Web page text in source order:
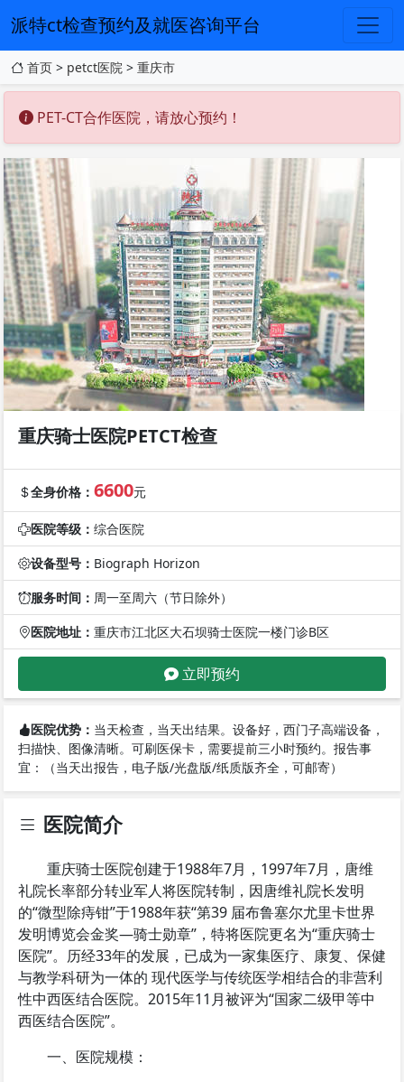
派特ct检查预约及就医咨询平台
首页 > petct医院 > 重庆市
PET-CT合作医院，请放心预约！
重庆骑士医院PETCT检查
全身价格： 6600元
医院等级： 综合医院
设备型号： Biograph Horizon
服务时间： 周一至周六（节日除外）
医院地址： 重庆市江北区大石坝骑士医院一楼门诊B区
立即预约
医院优势： 当天检查，当天出结果。设备好，西门子高端设备，
扫描快、图像清晰。可刷医保卡，需要提前三小时预约。报告事
宜：（当天出报告，电子版/光盘版/纸质版齐全，可邮寄）
医院简介
重庆骑士医院创建于1988年7月，1997年7月，唐维
礼院长率部分转业军人将医院转制，因唐维礼院长发明
的“微型除痔钳”于1988年获“第39 届布鲁塞尔尤里卡世界
发明博览会金奖—骑士勋章”，特将医院更名为“重庆骑士
医院”。历经33年的发展，已成为一家集医疗、康复、保健
与教学科研为一体的 现代医学与传统医学相结合的非营利
性中西医结合医院。2015年11月被评为“国家二级甲等中
西医结合医院”。
一、医院规模：